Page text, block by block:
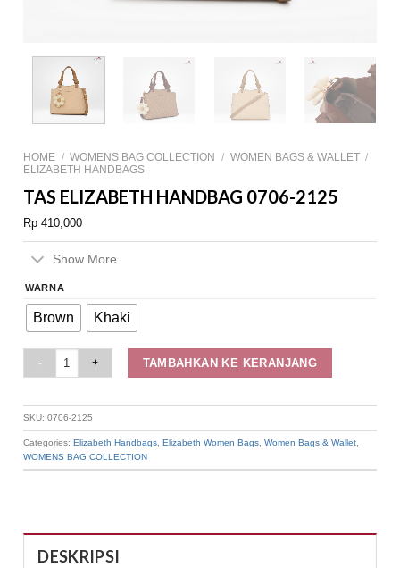
HOME / WOMENS BAG COLLECTION / WOMEN BAGS & WALLET /
ELIZABETH HANDBAGS
TAS ELIZABETH HANDBAG 0706-2125
Rp 410,000
Show More
WARNA
Brown Khaki
TAMBAHKAN KE KERANJANG
SKU:0706-2125
Categories:Elizabeth Handbags ,Elizabeth Women Bags ,Women Bags & Wallet
WOMENS BAG COLLECTION
DESKRIPSI